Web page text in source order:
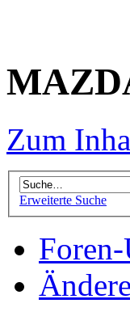
Zum
Erweiterte Suche